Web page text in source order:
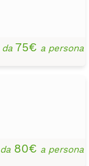
da75€ a persona
da80€ a persona